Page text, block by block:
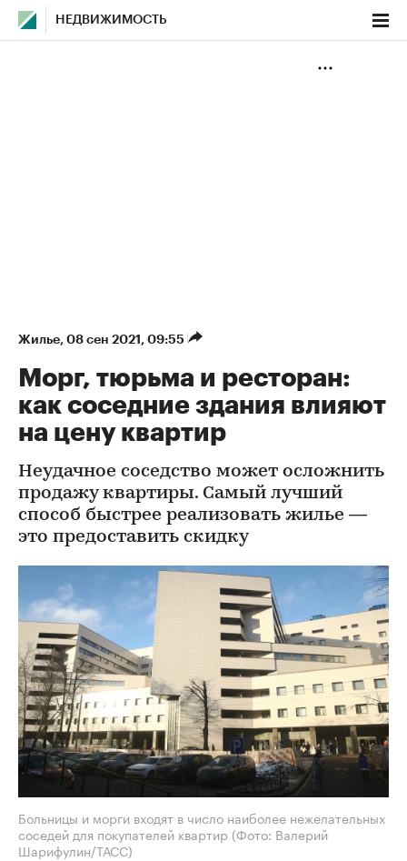
НЕДВИЖИМОСТЬ
Жилье⁠, 08 сен 2021, 09:55
Морг, тюрьма и ресторан:
как соседние здания влияют
на цену квартир
Неудачное соседство может осложнить
продажу квартиры. Самый лучший
способ быстрее реализовать жилье —
это предоставить скидку
Больницы и морги входят в число наиболее нежелательных
соседей для покупателей квартир (Фото: Валерий
Шарифулин/ТАСС)